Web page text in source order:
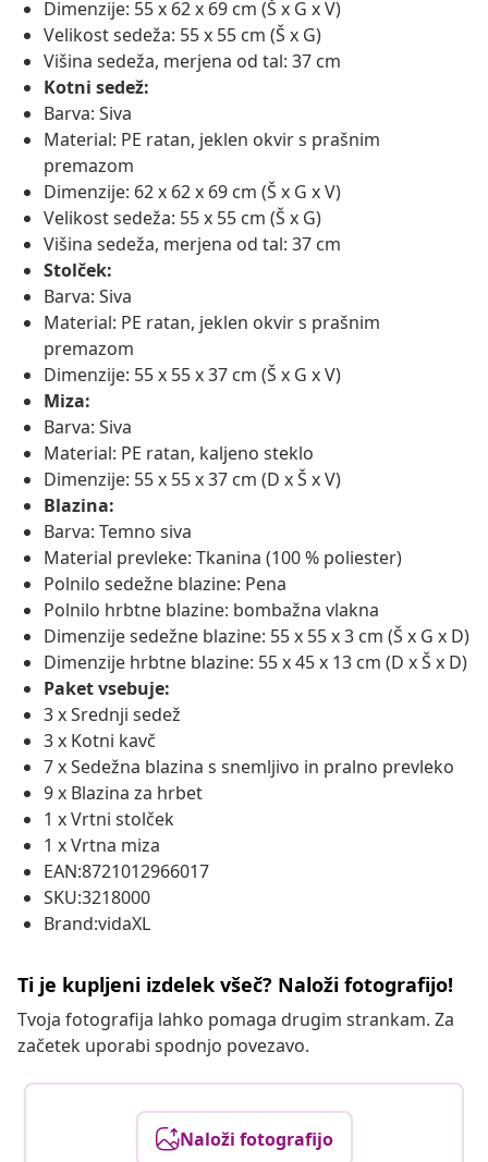
Dimenzije: 55 x 62 x 69 cm (Š x G x V)
Velikost sedeža: 55 x 55 cm (Š x G)
Višina sedeža, merjena od tal: 37 cm
Kotni sedež:
Barva: Siva
Material: PE ratan, jeklen okvir s prašnim
premazom
Dimenzije: 62 x 62 x 69 cm (Š x G x V)
Velikost sedeža: 55 x 55 cm (Š x G)
Višina sedeža, merjena od tal: 37 cm
Stolček:
Barva: Siva
Material: PE ratan, jeklen okvir s prašnim
premazom
Dimenzije: 55 x 55 x 37 cm (Š x G x V)
Miza:
Barva: Siva
Material: PE ratan, kaljeno steklo
Dimenzije: 55 x 55 x 37 cm (D x Š x V)
Blazina:
Barva: Temno siva
Material prevleke: Tkanina (100 % poliester)
Polnilo sedežne blazine: Pena
Polnilo hrbtne blazine: bombažna vlakna
Dimenzije sedežne blazine: 55 x 55 x 3 cm (Š x G x D)
Dimenzije hrbtne blazine: 55 x 45 x 13 cm (D x Š x D)
Paket vsebuje:
3 x Srednji sedež
3 x Kotni kavč
7 x Sedežna blazina s snemljivo in pralno prevleko
9 x Blazina za hrbet
1 x Vrtni stolček
1 x Vrtna miza
EAN:8721012966017
SKU:3218000
Brand:vidaXL
Ti je kupljeni izdelek všeč? Naloži fotografijo!
Tvoja fotografija lahko pomaga drugim strankam. Za
začetek uporabi spodnjo povezavo.
Naloži fotografijo